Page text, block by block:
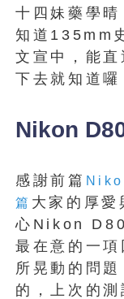
十四妹藥學
知道135mm
文宣中，能
下去就知道囉
Nikon
感謝前篇
篇 大家的厚愛
心Nikon
最在意的一
所晃動的問
的，上次的